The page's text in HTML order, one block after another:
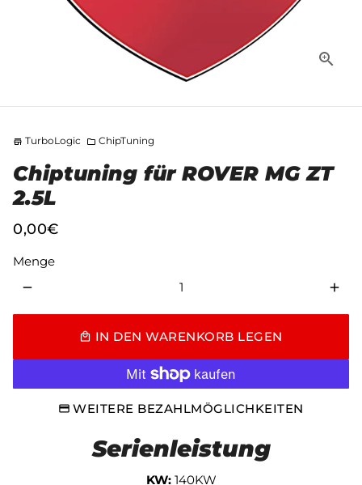
store TurboLogic folder ChipTuning
Chiptuning für ROVER MG ZT
2.5L
0,00€
Menge
remove add
local_mall IN DEN WARENKORB LEGEN
WEITERE BEZAHLMÖGLICHKEITEN
Serienleistung
KW: 140KW